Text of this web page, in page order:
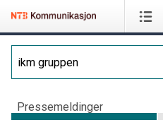
Pressemeldinger